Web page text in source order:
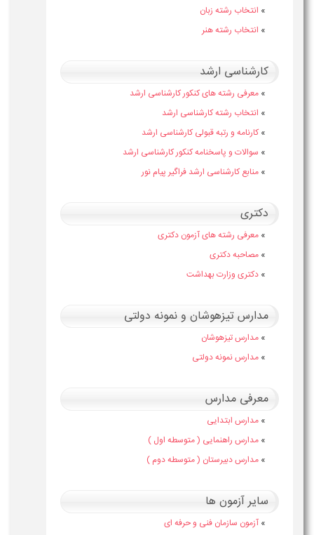
» انتخاب رشته زبان
» انتخاب رشته هنر
کارشناسی ارشد
» معرفی رشته های کنکور کارشناسی ارشد
» انتخاب رشته کارشناسی ارشد
» کارنامه و رتبه قبولی کارشناسی ارشد
» سوالات و پاسخنامه کنکور کارشناسی ارشد
» منابع کارشناسی ارشد فراگیر پیام نور
دکتری
» معرفی رشته های آزمون دکتری
» مصاحبه دکتری
» دکتری وزارت بهداشت
مدارس تیزهوشان و نمونه دولتی
» مدارس تیزهوشان
» مدارس نمونه دولتی
معرفی مدارس
» مدارس ابتدایی
» مدارس راهنمایی ( متوسطه اول )
» مدارس دبیرستان ( متوسطه دوم )
سایر آزمون ها
» آزمون سازمان فنی و حرفه ای